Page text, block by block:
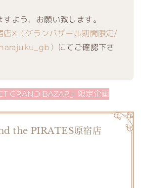
よう、お願い致します。
店X（グランバザール期間限定/
） にてご確認下さ
GRAND BAZAR」限定企画
the PIRATES原宿店